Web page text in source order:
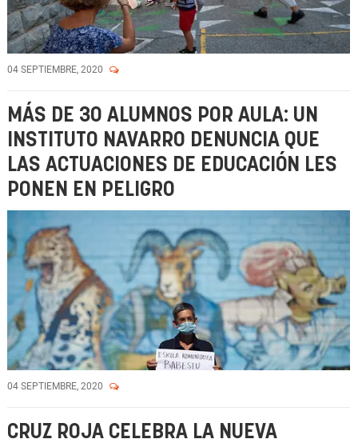
04 SEPTIEMBRE, 2020
MÁS DE 30 ALUMNOS POR AULA: UN
INSTITUTO NAVARRO DENUNCIA QUE
LAS ACTUACIONES DE EDUCACIÓN LES
PONEN EN PELIGRO
04 SEPTIEMBRE, 2020
CRUZ ROJA CELEBRA LA NUEVA